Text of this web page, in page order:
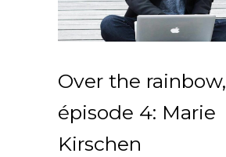
Over the rainbow,
épisode 4: Marie
Kirschen